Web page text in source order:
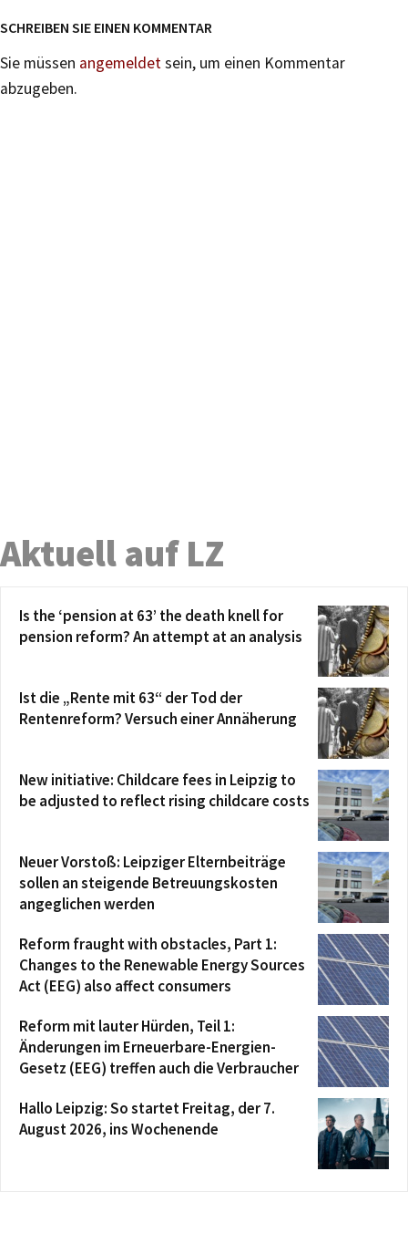
SCHREIBEN SIE EINEN KOMMENTAR
Sie müssen angemeldetsein, um einen Kommentar
abzugeben.
Aktuell auf LZ
Is the ‘pension at 63’ the death knell for
pension reform? An attempt at an analysis
Ist die „Rente mit 63“ der Tod der
Rentenreform? Versuch einer Annäherung
New initiative: Childcare fees in Leipzig to
be adjusted to reflect rising childcare costs
Neuer Vorstoß: Leipziger Elternbeiträge
sollen an steigende Betreuungskosten
angeglichen werden
Reform fraught with obstacles, Part 1:
Changes to the Renewable Energy Sources
Act (EEG) also affect consumers
Reform mit lauter Hürden, Teil 1:
Änderungen im Erneuerbare-Energien-
Gesetz (EEG) treffen auch die Verbraucher
Hallo Leipzig: So startet Freitag, der 7.
August 2026, ins Wochenende